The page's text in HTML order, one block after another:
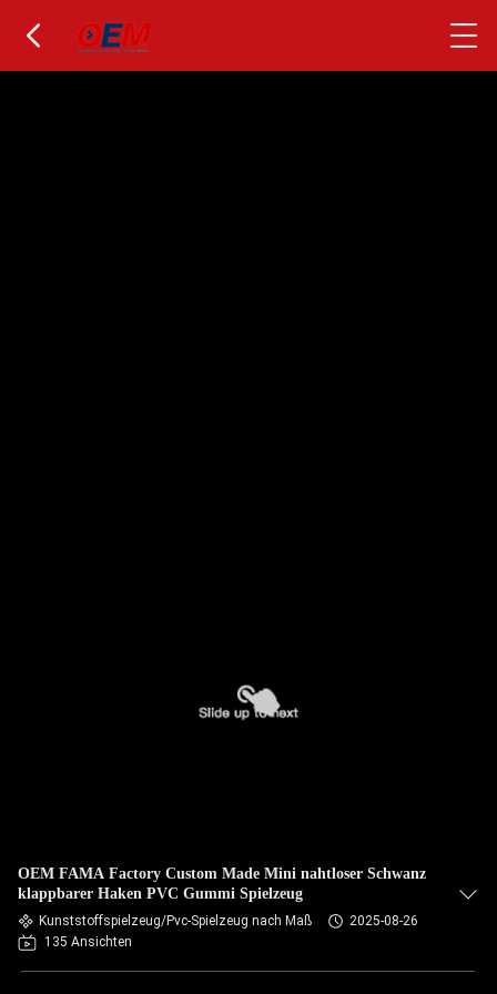
OEM FAMA Factory Custom Made Mini nahtloser Schwanz
klappbarer Haken PVC Gummi Spielzeug
Kunststoffspielzeug/Pvc-Spielzeug nach Maß
2025-08-26
135 Ansichten